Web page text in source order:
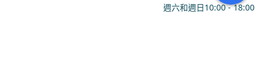
週六和週日10:00 - 18:00